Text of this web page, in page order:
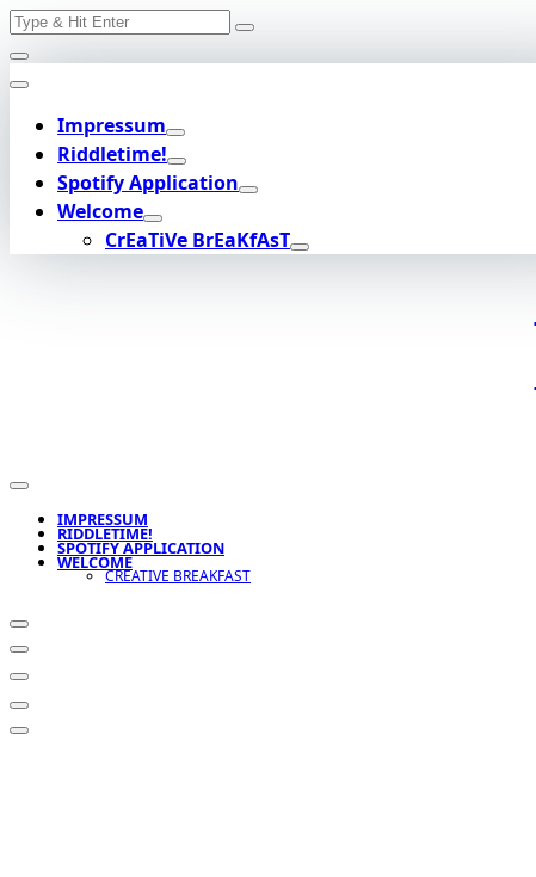
Skip
to
content
Search
Impressum
Riddletime!
Spotify Application
Welcome
CrEaTiVe BrEaKfAsT
IMPRESSUM
RIDDLETIME!
SPOTIFY APPLICATION
WELCOME
CREATIVE BREAKFAST